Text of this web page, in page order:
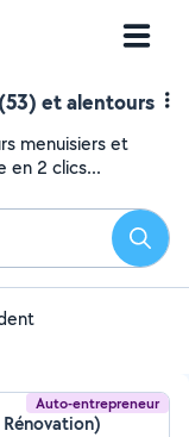
et alentours
menuisiers et
en 2 clics...
Auto-entrepreneur